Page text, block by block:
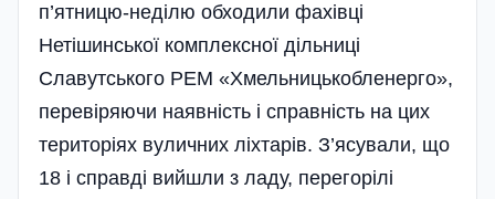
п’ятницю-неділю обходили фахівці
Нетішинської комплексної дільниці
Славутського РЕМ «Хмельницькобленерго»,
перевіряючи наявність і справність на цих
територіях вуличних ліхтарів. З’ясували, що
18 і справді вийшли з ладу, перегорілі